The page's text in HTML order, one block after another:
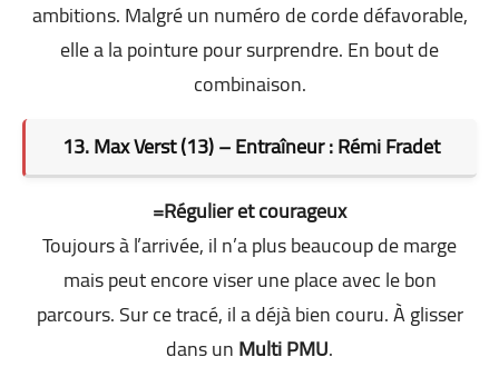
ambitions. Malgré un numéro de corde défavorable,
elle a la pointure pour surprendre. En bout de
combinaison.
13. Max Verst (13) – Entraîneur : Rémi Fradet
=Régulier et courageux
Toujours à l’arrivée, il n’a plus beaucoup de marge
mais peut encore viser une place avec le bon
parcours. Sur ce tracé, il a déjà bien couru. À glisser
dans unMulti PMU.